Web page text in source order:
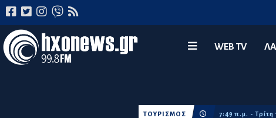
WEB TV
ΤΟΥΡΙΣΜΟΣ 7:49 π.μ. - Τρίτη